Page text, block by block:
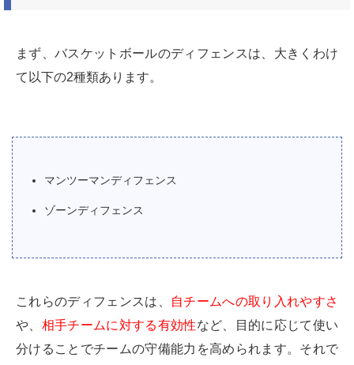
まず、バスケットボールのディフェンスは、大きくわけ
て以下の2種類あります。
マンツーマンディフェンス
ゾーンディフェンス
これらのディフェンスは、
自チームへの取り入れやすさ
や、 相手チームに対する有効性など、目的に応じて使い
分けることでチームの守備能力を高められます。それで